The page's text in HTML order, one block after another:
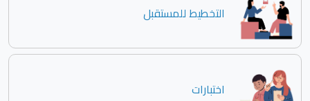
التخطيط للمستقبل
اختبارات